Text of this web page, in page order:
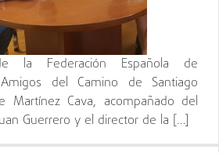
la Federación Española de
del Camino de Santiago
Martínez Cava, acompañado del
Guerrero y el director de la […]